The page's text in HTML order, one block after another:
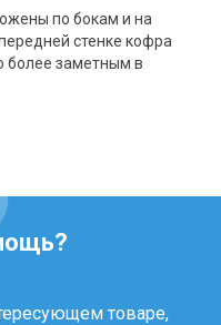
по бокам и на
стенке кофра
более заметным в
товаре,